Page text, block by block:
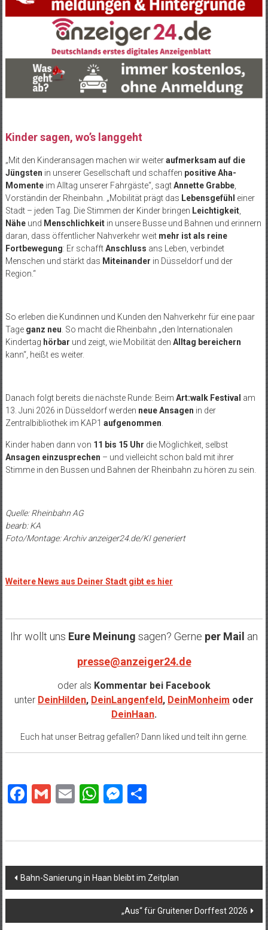
Kinder sagen, wo’s langgeht
„Mit den Kinderansagen machen wir weiteraufmerksam auf die
Jüngsten in unserer Gesellschaft und schaffen positive Aha-
Momenteim Alltag unserer Fahrgäste“, sagtAnnette Grabbe,
Vorständin der Rheinbahn. „Mobilität prägt das Lebensgefühl einer
Stadt – jeden Tag. Die Stimmen der Kinder bringen Leichtigkeit,
Näheund Menschlichkeitin unsere Busse und Bahnen und erinnern
daran, dass öffentlicher Nahverkehr weit mehr ist als reine
Fortbewegung: Er schafftAnschluss ans Leben, verbindet
Menschen und stärkt das Miteinander in Düsseldorf und der
Region.“
So erleben die Kundinnen und Kunden den Nahverkehr für eine paar
Tage ganz neu . So macht die Rheinbahn „den Internationalen
Kindertag hörbar und zeigt, wie Mobilität den Alltag bereichern
kann“, heißt es weiter.
Danach folgt bereits die nächste Runde: Beim Art:walk Festival am
13. Juni 2026 in Düsseldorf werden neue Ansagen in der
Zentralbibliothek im KAP1 aufgenommen
Kinder haben dann von 11 bis 15 Uhr die Möglichkeit, selbst
Ansagen einzusprechen – und vielleicht schon bald mit ihrer
Stimme in den Bussen und Bahnen der Rheinbahn zu hören zu sein.
Quelle: Rheinbahn AG
bearb: KA
Foto/Montage: Archiv anzeiger24.de/KI generiert
Weitere News aus Deiner Stadt gibt es hier
Ihr wollt uns Eure Meinung sagen? Gerne per Mail an
presse@anzeiger24.de
oder als Kommentar bei Facebook
unter DeinHilden, DeinLangenfeld, DeinMonheim oder
DeinHaan.
Euch hat unser Beitrag gefallen? Dann liked und teilt ihn gerne.
Facebook
Gmail
EmailWhatsApp
Messenger
Teilen
Beitragsnavigation
Bahn-Sanierung in Haan bleibt im Zeitplan
„Aus“ für Gruitener Dorffest 2026